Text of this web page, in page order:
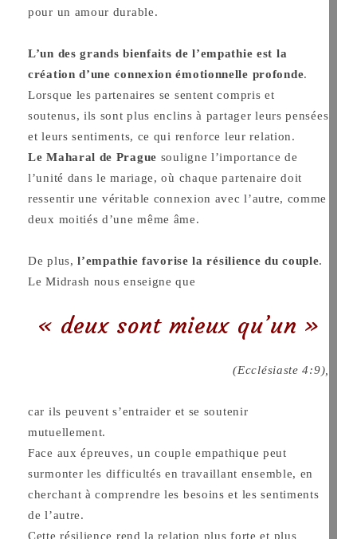
pour un amour durable.
L’un des grands bienfaits de l’empathie est la
création d’une connexion émotionnelle profonde.
Lorsque les partenaires se sentent compris et
soutenus, ils sont plus enclins à partager leurs pensées
et leurs sentiments, ce qui renforce leur relation.
Le Maharal de Prague souligne l’importance de
l’unité dans le mariage, où chaque partenaire doit
ressentir une véritable connexion avec l’autre, comme
deux moitiés d’une même âme.
De plus,l’empathie favorise la résilience du couple.
Le Midrash nous enseigne que
« deux sont mieux qu’un »
(Ecclésiaste 4:9),
car ils peuvent s’entraider et se soutenir
mutuellement.
Face aux épreuves, un couple empathique peut
surmonter les difficultés en travaillant ensemble, en
cherchant à comprendre les besoins et les sentiments
de l’autre.
Cette résilience rend la relation plus forte et plus